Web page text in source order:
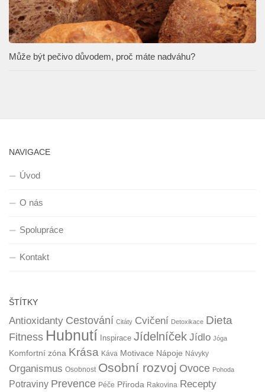
Může být pečivo důvodem, proč máte nadváhu?
NAVIGACE
Úvod
O nás
Spolupráce
Kontakt
ŠTÍTKY
Antioxidanty Cestování Citáty Cvičení Detoxikace Dieta
Fitness Hubnutí Inspirace Jídelníček Jídlo Jóga
Komfortní zóna Krása Káva Motivace Nápoje Návyky
Organismus Osobnost Osobní rozvoj Ovoce Pohoda
Potraviny Prevence Péče Přiroda Rakovina Recepty